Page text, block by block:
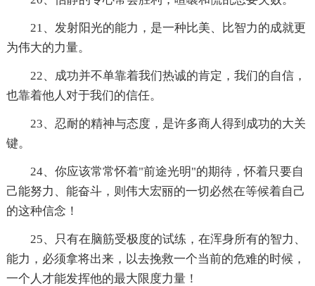
21、发射阳光的能力，是一种比美、比智力的成就更
为伟大的力量。
22、成功并不单靠着我们热诚的肯定，我们的自信，
也靠着他人对于我们的信任。
23、忍耐的精神与态度，是许多商人得到成功的大关
键。
24、你应该常常怀着"前途光明"的期待，怀着只要自
己能努力、能奋斗，则伟大宏丽的一切必然在等候着自己
的这种信念！
25、只有在脑筋受极度的试练，在浑身所有的智力、
能力，必须拿将出来，以去挽救一个当前的危难的时候，
一个人才能发挥他的最大限度力量！